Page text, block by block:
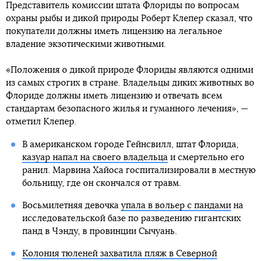
Представитель комиссии штата Флориды по вопросам
охраны рыбы и дикой природы Роберт Клепер сказал, что
покупатели должны иметь лицензию на легальное
владение экзотическими животными.
«Положения о дикой природе Флориды являются одними
из самых строгих в стране. Владельцы диких животных во
Флориде должны иметь лицензию и отвечать всем
стандартам безопасного жилья и гуманного лечения», —
отметил Клепер.
В американском городе Гейнсвилл, штат Флорида,
казуар напал на своего владельца и смертельно его
ранил. Марвина Хайоса госпитализировали в местную
больницу, где он скончался от травм.
Восьмилетняя девочка упала в вольер с пандамина
исследовательской базе по разведению гигантских
панд в Чэнду, в провинции Сычуань.
Колония тюленей захватила пляж в Северной